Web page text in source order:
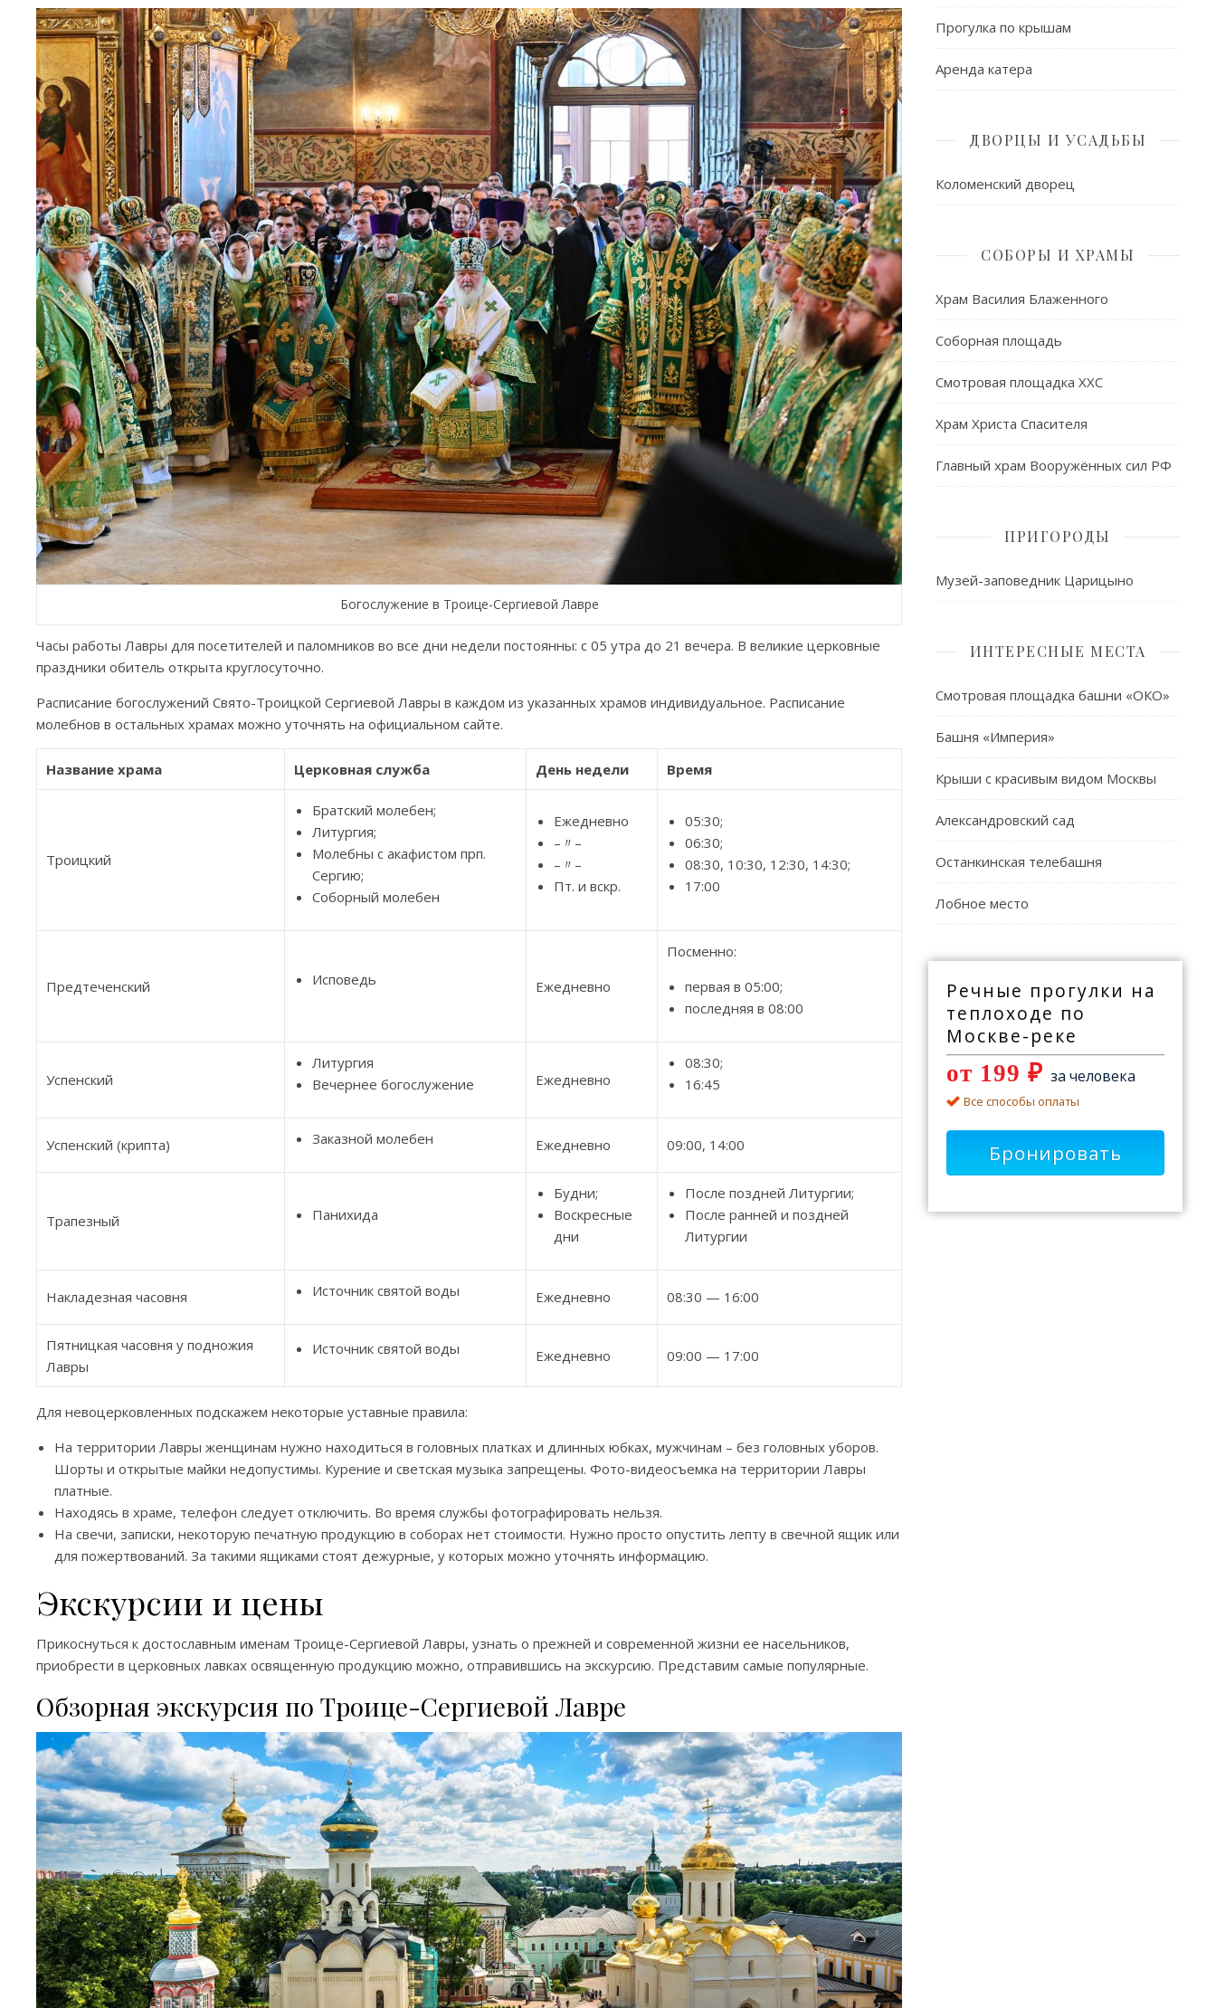
Богослужение в Троице-Сергиевой Лавре
Часы работы Лавры для посетителей и паломников во все дни недели постоянны: с 05 утра до 21 вечера. В великие церковные
праздники обитель открыта круглосуточно.
Расписание богослужений Свято-Троицкой Сергиевой Лавры в каждом из указанных храмов индивидуальное. Расписание
молебнов в остальных храмах можно уточнять на официальном сайте.
Название храма Церковная служба День недели Время
Троицкий
Братский молебен;
Литургия;
Молебны с акафистом прп.
Сергию;
Соборный молебен
Ежедневно
–〃–
–〃–
Пт. и вскр.
05:30;
06:30;
08:30, 10:30, 12:30, 14:30;
17:00
Предтеченский Исповедь Ежедневно
Посменно:
первая в 05:00;
последняя в 08:00
Успенский
Литургия
Вечернее богослужение
Ежедневно
08:30;
16:45
Успенский (крипта) Заказной молебен Ежедневно 09:00, 14:00
Трапезный Панихида
Будни;
Воскресные
дни
После поздней Литургии;
После ранней и поздней
Литургии
Накладезная часовня Источник святой воды Ежедневно 08:30 — 16:00
Пятницкая часовня у подножия
Лавры
Источник святой воды Ежедневно 09:00 — 17:00
Для невоцерковленных подскажем некоторые уставные правила:
На территории Лавры женщинам нужно находиться в головных платках и длинных юбках, мужчинам – без головных уборов.
Шорты и открытые майки недопустимы. Курение и светская музыка запрещены. Фото-видеосъемка на территории Лавры
платные.
Находясь в храме, телефон следует отключить. Во время службы фотографировать нельзя.
На свечи, записки, некоторую печатную продукцию в соборах нет стоимости. Нужно просто опустить лепту в свечной ящик или
для пожертвований. За такими ящиками стоят дежурные, у которых можно уточнять информацию.
Экскурсии и цены
Прикоснуться к достославным именам Троице-Сергиевой Лавры, узнать о прежней и современной жизни ее насельников,
приобрести в церковных лавках освященную продукцию можно, отправившись на экскурсию. Представим самые популярные.
Обзорная экскурсия по Троице-Сергиевой Лавре
Прогулка по крышам
Аренда катера
ДВОРЦЫ И УСАДЬБЫ
Коломенский дворец
СОБОРЫ И ХРАМЫ
Храм Василия Блаженного
Соборная площадь
Смотровая площадка ХХС
Храм Христа Спасителя
Главный храм Вооружённых сил РФ
ПРИГОРОДЫ
Музей-заповедник Царицыно
ИНТЕРЕСНЫЕ МЕСТА
Смотровая площадка башни «ОКО»
Башня «Империя»
Крыши с красивым видом Москвы
Александровский сад
Останкинская телебашня
Лобное место
Речные прогулки на
теплоходе по
Москве-реке
от 199 ₽ за человека
Все способы оплаты
Бронировать